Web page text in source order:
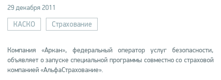
29 декабря 2011
КАСКО Страхование
Компания «Аркан», федеральный оператор услуг безопасности,
объявляет о запуске специальной программы совместно со страховой
компанией «АльфаСтрахование».